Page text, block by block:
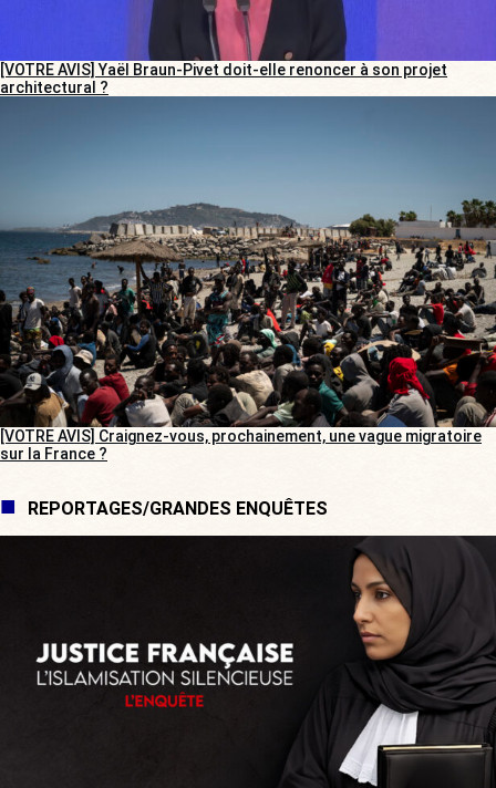
[VOTRE AVIS] Yaël Braun-Pivet doit-elle renoncer à son projet
architectural ?
[VOTRE AVIS] Craignez-vous, prochainement, une vague migratoire
sur la France ?
REPORTAGES/GRANDES ENQUÊTES